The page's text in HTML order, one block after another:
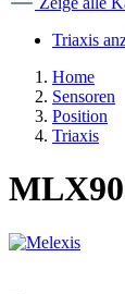
Triaxis
Home
Sensoren
Position
Triaxis